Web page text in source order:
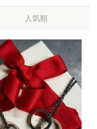
人気順